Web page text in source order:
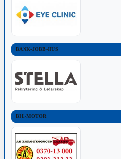
BANK-JOBB-HUS
BIL-MOTOR